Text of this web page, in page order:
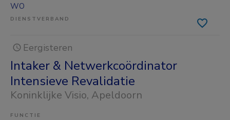
WO
DIENSTVERBAND
Eergisteren
Intaker & Netwerkcoördinator
Intensieve Revalidatie
Koninklijke Visio, Apeldoorn
FUNCTIE